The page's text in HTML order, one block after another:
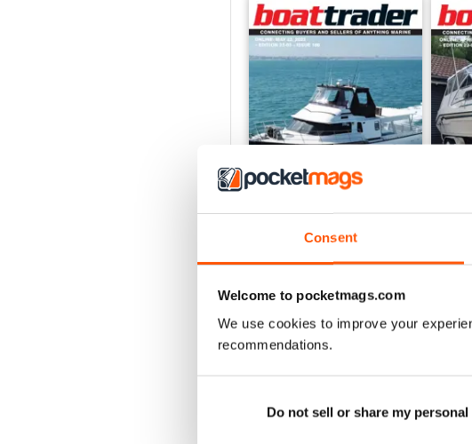
Consent
Welcome to pocketmags.com
We use cookies to improve your
recommendations.
Do not sell or share my
Vista |Al carrello
SPECIAL EDITIONS